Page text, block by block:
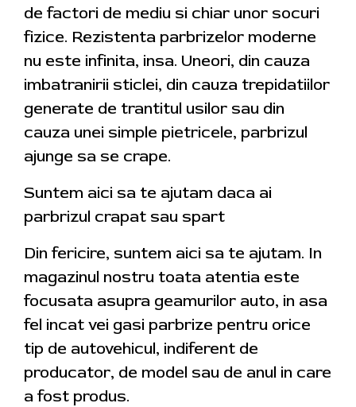
de factori de mediu si chiar unor socuri
fizice. Rezistenta parbrizelor moderne
nu este infinita, insa. Uneori, din cauza
imbatranirii sticlei, din cauza trepidatiilor
generate de trantitul usilor sau din
cauza unei simple pietricele, parbrizul
ajunge sa se crape.
Suntem aici sa te ajutam daca ai
parbrizul crapat sau spart
Din fericire, suntem aici sa te ajutam. In
magazinul nostru toata atentia este
focusata asupra geamurilor auto, in asa
fel incat vei gasi parbrize pentru orice
tip de autovehicul, indiferent de
producator, de model sau de anul in care
a fost produs.